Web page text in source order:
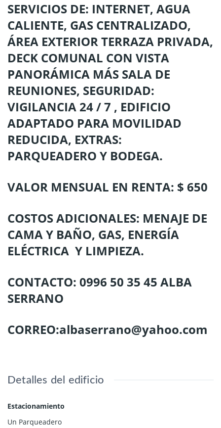
SERVICIOS DE: INTERNET, AGUA
CALIENTE, GAS CENTRALIZADO,
ÁREA EXTERIOR TERRAZA PRIVADA,
DECK COMUNAL CON VISTA
PANORÁMICA MÁS SALA DE
REUNIONES, SEGURIDAD:
VIGILANCIA 24 / 7 , EDIFICIO
ADAPTADO PARA MOVILIDAD
REDUCIDA, EXTRAS:
PARQUEADERO Y BODEGA.
VALOR MENSUAL EN RENTA: $ 650
COSTOS ADICIONALES: MENAJE DE
CAMA Y BAÑO, GAS, ENERGÍA
ELÉCTRICA Y LIMPIEZA.
CONTACTO: 0996 50 35 45 ALBA
SERRANO
CORREO:albaserrano@yahoo.com
Detalles del edificio
Estacionamiento
Un Parqueadero